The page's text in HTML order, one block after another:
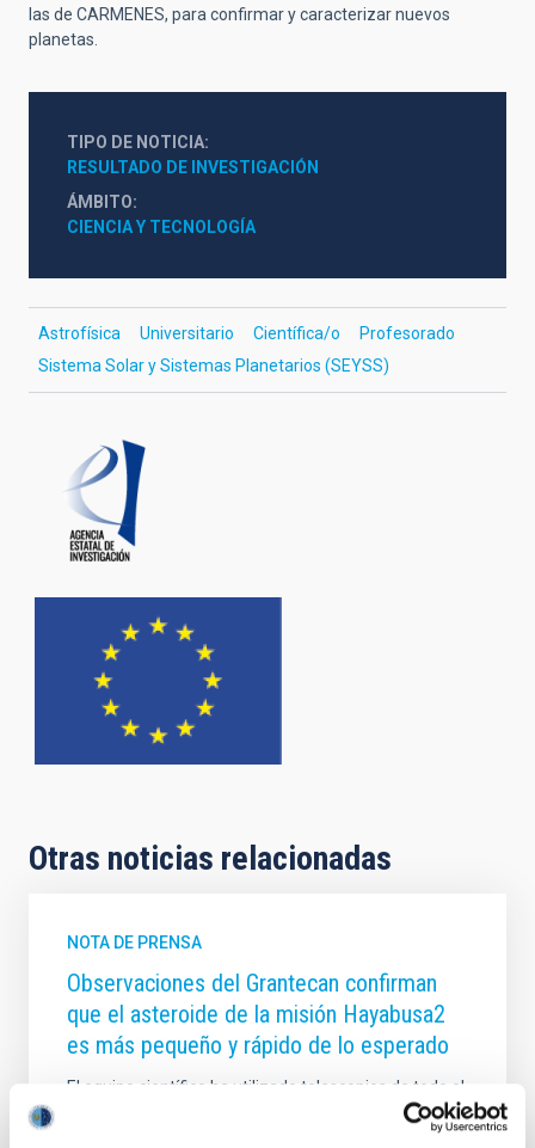
las de CARMENES, para confirmar y caracterizar nuevos
planetas.
TIPO DE NOTICIA
RESULTADO DE INVESTIGACIÓN
ÁMBITO
CIENCIA Y TECNOLOGÍA
Astrofísica Universitario Científica/o
Profesorado
Sistema Solar y Sistemas Planetarios (SEYSS)
Otras noticias relacionadas
NOTA DE PRENSA
Observaciones del Grantecan confirman
que el asteroide de la misión Hayabusa2
es más pequeño y rápido de lo esperado
El equipo científico ha utilizado telescopios de todo el
mundo, incluido el Gran Telescopio Canarias (GTC o